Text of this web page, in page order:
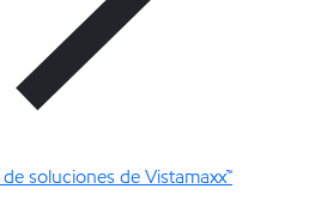
soluciones de Vistamaxx™